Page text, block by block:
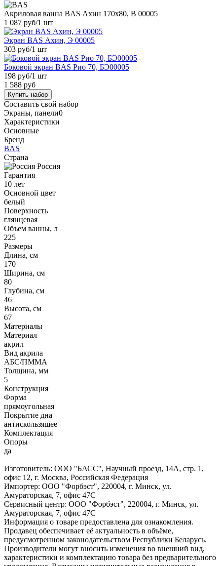
Акриловая ванна BAS Ахин 170x80, В 00005
1 087 руб/1 шт
Экран BAS Ахин, Э 00005
303 руб/1 шт
Боковой экран BAS Рио 70, БЭ00005
198 руб/1 шт
1 588 руб
Купить набор
Составить свой набор
Экраны, панели0
Характеристики
Основные
Бренд
BAS
Страна
Россия
Гарантия
10 лет
Основной цвет
белый
Поверхность
глянцевая
Объем ванны, л
225
Размеры
Длина, см
170
Ширина, см
80
Глубина, см
46
Высота, см
67
Материалы
Материал
акрил
Вид акрила
АБС/ПММА
Толщина, мм
5
Конструкция
Форма
прямоугольная
Покрытие дна
антискользящее
Комплектация
Опоры
да
Изготовитель: ООО "БАСС", Научный проезд, 14А, стр. 1,
офис 12, г. Москва, Российская Федерация
Импортер: ООО "Форбэст", 220004, г. Минск, ул.
Амураторская, 7, офис 47С
Сервисный центр: ООО "Форбэст", 220004, г. Минск, ул.
Амураторская, 7, офис 47С
Информация о товаре предоставлена для ознакомления.
Продавец обеспечивает её актуальность в объёме,
предусмотренном законодательством Республики Беларусь.
Производители могут вносить изменения во внешний вид,
характеристики и комплектацию товара без предварительного